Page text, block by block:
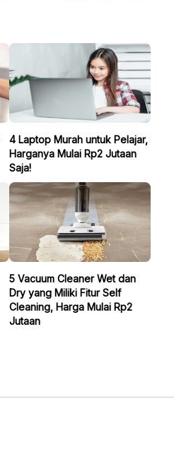
4 Laptop Murah untuk Pelajar,
Harganya Mulai Rp2 Jutaan
Saja!
5 Vacuum Cleaner Wet dan
Dry yang Miliki Fitur Self
Cleaning, Harga Mulai Rp2
Jutaan